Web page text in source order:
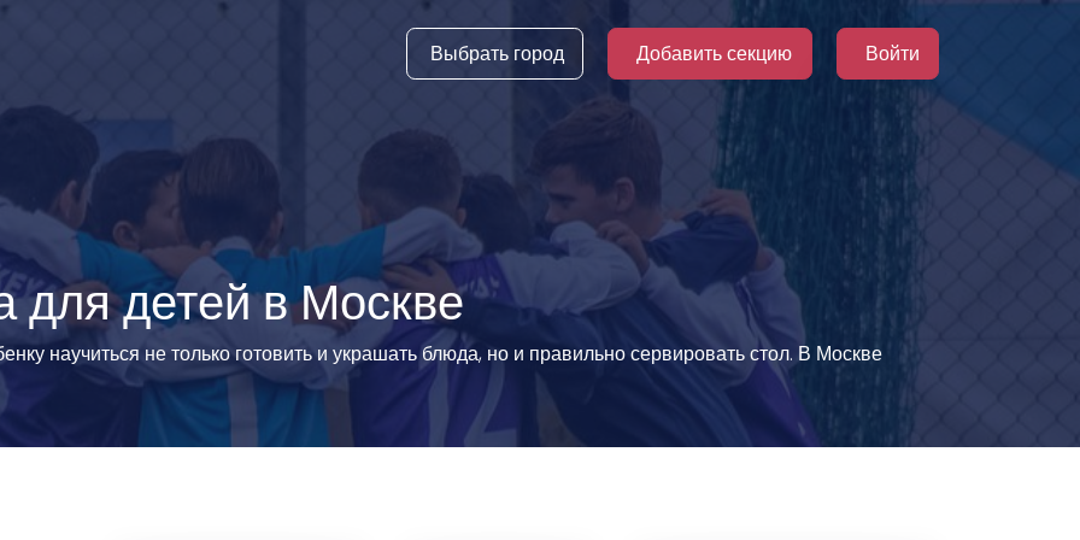
виды
спорта
Выбрать город Добавить секцию Войти
для детей в Москве
научиться не только готовить и украшать блюда, но и правильно сервировать стол. В Москве